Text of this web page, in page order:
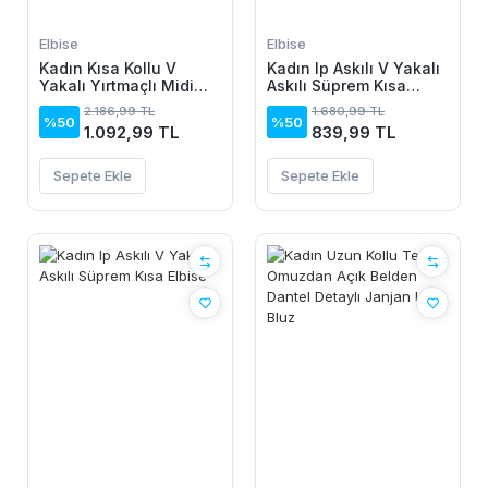
Elbise
Kadın Kısa Kollu V
Yakalı Yırtmaçlı Midi
Boy Viskon Elbise
%50
2.186,99 TL
1.092,99 TL
Sepete Ekle
Elbise
Kadın Ip Askılı V Yakalı
Askılı Süprem Kısa
Elbise
%50
1.680,99 TL
839,99 TL
Sepete Ekle